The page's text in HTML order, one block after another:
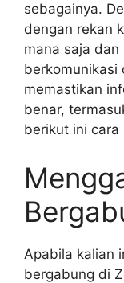
sebagainya.
dengan rekan
mana saja dan
berkomunikasi
memastikan
benar,
berikut ini cara
Apabila kalian
bergabung di